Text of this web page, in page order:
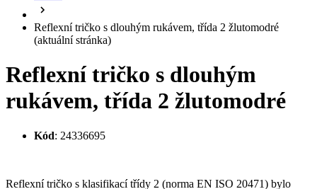
Reflexní tričko s dlouhým
rukávem, třída 2 žlutomodré
Kód: 24336695
navrženo s ohledem na viditelnost a pohodlí. Reflexní pásy zajišťují,